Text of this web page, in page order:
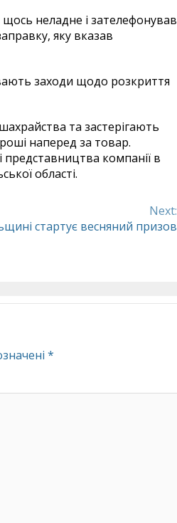
неладне і зателефонував
яку вказав
заходи щодо розкриття
та застерігають
наперед за товар.
компанії в
області.
Next:
стартує весняний призов
*